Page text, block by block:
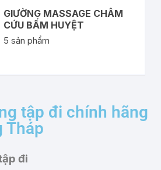
GIƯỜNG MASSAGE CHÂM
CỨU BẤM HUYỆT
5 sản phẩm
tập đi chính hãng
Tháp
đi